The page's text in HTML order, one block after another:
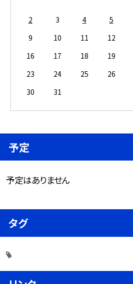
2
3 4 5
9
10 11 12
16
17 18 19
23
24 25 26
30
31
予定
予定はありません
タグ